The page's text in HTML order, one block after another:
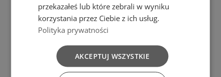
zł9.99
Add to cart
Add to Compare Add to Compare
przekazałeś lub które zebrali w wyniku
korzystania przez Ciebie z ich usług.
Polityka prywatności
AKCEPTUJ WSZYSTKIE